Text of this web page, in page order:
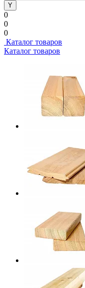
0
0
0
Каталог товаров
Каталог товаров